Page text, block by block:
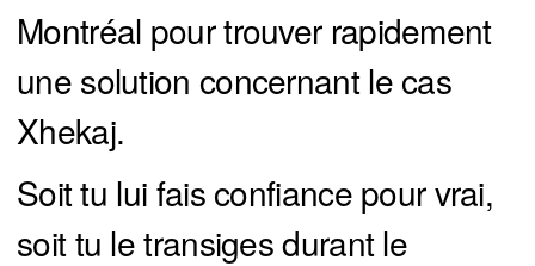
Montréal pour trouver rapidement
une solution concernant le cas
Xhekaj.
Soit tu lui fais confiance pour vrai,
soit tu le transiges durant le